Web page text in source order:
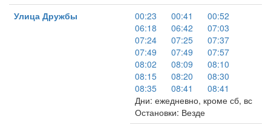
Улица Дружбы
00:23 00:41
00:52
06:18
06:42
07:03
07:24
07:25
07:37
07:49
07:49
07:57
08:02
08:09
08:10
08:15
08:20
08:30
08:35
08:41
08:41
Дни: ежедневно, кроме сб, вс
Остановки: Везде